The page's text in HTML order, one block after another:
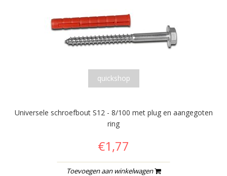
quickshop
Universele schroefbout S12 - 8/100 met plug en aangegoten
ring
€1,77
Toevoegen aan winkelwagen